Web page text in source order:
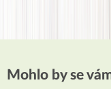
Mohlo by se